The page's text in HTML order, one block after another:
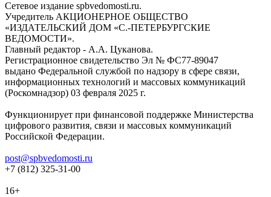
Сетевое издание spbvedomosti.ru.
Учредитель АКЦИОНЕРНОЕ ОБЩЕСТВО
«ИЗДАТЕЛЬСКИЙ ДОМ «С.-ПЕТЕРБУРГСКИЕ
ВЕДОМОСТИ».
Главный редактор - А.А. Цуканова.
Регистрационное свидетельство Эл № ФС77-89047
выдано Федеральной службой по надзору в сфере связи,
информационных технологий и массовых коммуникаций
(Роскомнадзор) 03 февраля 2025 г.
Функционирует при финансовой поддержке Министерства
цифрового развития, связи и массовых коммуникаций
Российской Федерации.
post@spbvedomosti.ru
+7 (812) 325-31-00
16+